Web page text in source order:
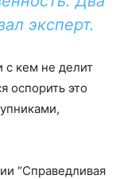
эксперт.
с кем не делит
оспорить это
“Справедливая